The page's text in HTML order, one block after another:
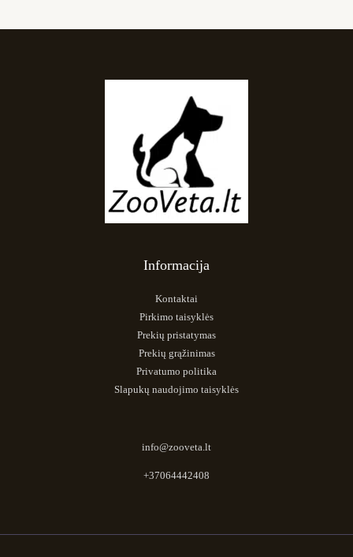
Informacija
Kontaktai
Pirkimo taisyklės
Prekių pristatymas
Prekių grąžinimas
Privatumo politika
Slapukų naudojimo taisyklės
info@zooveta.lt
+37064442408